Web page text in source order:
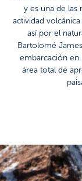
y es una de las
actividad
así por el
Bartolomé
embarcación en
área total de